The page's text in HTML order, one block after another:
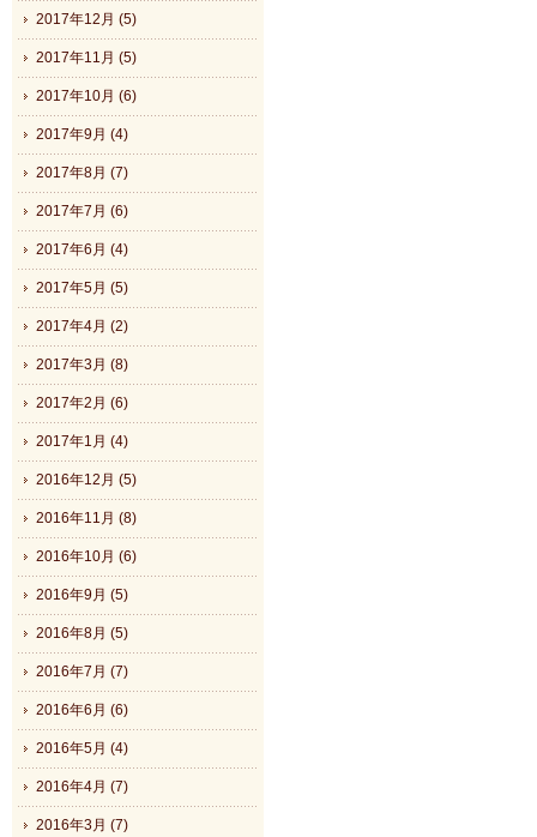
2017年12月 (5)
2017年11月 (5)
2017年10月 (6)
2017年9月 (4)
2017年8月 (7)
2017年7月 (6)
2017年6月 (4)
2017年5月 (5)
2017年4月 (2)
2017年3月 (8)
2017年2月 (6)
2017年1月 (4)
2016年12月 (5)
2016年11月 (8)
2016年10月 (6)
2016年9月 (5)
2016年8月 (5)
2016年7月 (7)
2016年6月 (6)
2016年5月 (4)
2016年4月 (7)
2016年3月 (7)